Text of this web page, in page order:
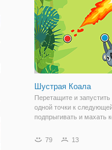
опасными ловушками.
Шустрая Коала
Перетащите и запустить
одной точки к
подпрыгивать и махать
монеты, чтобы
79 13